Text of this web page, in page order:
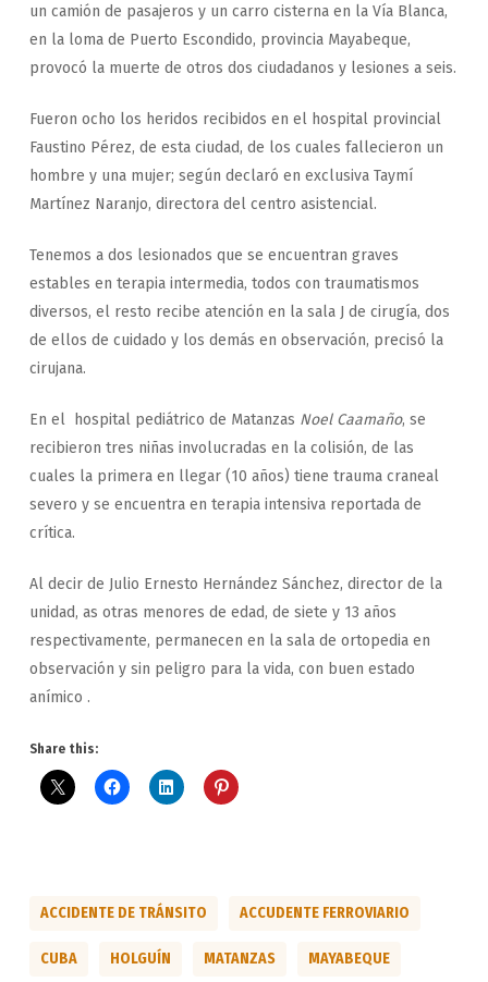
un camión de pasajeros y un carro cisterna en la Vía Blanca,
en la loma de Puerto Escondido, provincia Mayabeque,
provocó la muerte de otros dos ciudadanos y lesiones a seis.
Fueron ocho los heridos recibidos en el hospital provincial
Faustino Pérez, de esta ciudad, de los cuales fallecieron un
hombre y una mujer; según declaró en exclusiva Taymí
Martínez Naranjo, directora del centro asistencial.
Tenemos a dos lesionados que se encuentran graves
estables en terapia intermedia, todos con traumatismos
diversos, el resto recibe atención en la sala J de cirugía, dos
de ellos de cuidado y los demás en observación, precisó la
cirujana.
En el hospital pediátrico de Matanzas Noel Caamaño, se
recibieron tres niñas involucradas en la colisión, de las
cuales la primera en llegar (10 años) tiene trauma craneal
severo y se encuentra en terapia intensiva reportada de
crítica.
Al decir de Julio Ernesto Hernández Sánchez, director de la
unidad, as otras menores de edad, de siete y 13 años
respectivamente, permanecen en la sala de ortopedia en
observación y sin peligro para la vida, con buen estado
anímico .
Share this:
ACCIDENTE DE TRÁNSITO ACCUDENTE FERROVIARIO
CUBA HOLGUÍN MATANZAS MAYABEQUE